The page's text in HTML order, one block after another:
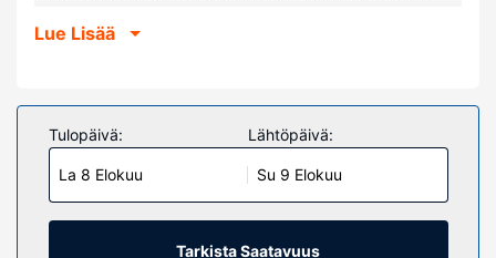
ja 0,6 km:n päässä kohteesta Pantheon.
Tässä majoituspaikassa on 12 yksilöllisesti sisustettua
huonetta, joiden varusteluun kuuluu muun muassa
minibaari ja LCD-televisio. Huoneiden memory foam -
patjallisissa sängyissä on untuvapeitot ja ylelliset
vuodevaatteet. Ilmainen langaton internetyhteys pitää
sinut yhteydessä verkkoon. Kylpyhuoneesta löytyy
designer-hygieniatuotteet ja suihku, jossa on
Lue Lisää
Tulopäivä:
La 8 Elokuu
Lähtöpäivä:
Su 9 Elokuu
Tarkista Saatavuus